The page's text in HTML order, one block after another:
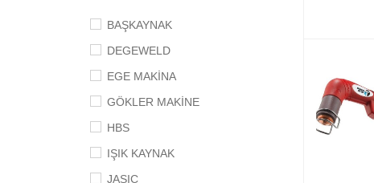
BAŞKAYNAK
DEGEWELD
EGE MAKİNA
GÖKLER MAKİNE
HBS
IŞIK KAYNAK
JASIC